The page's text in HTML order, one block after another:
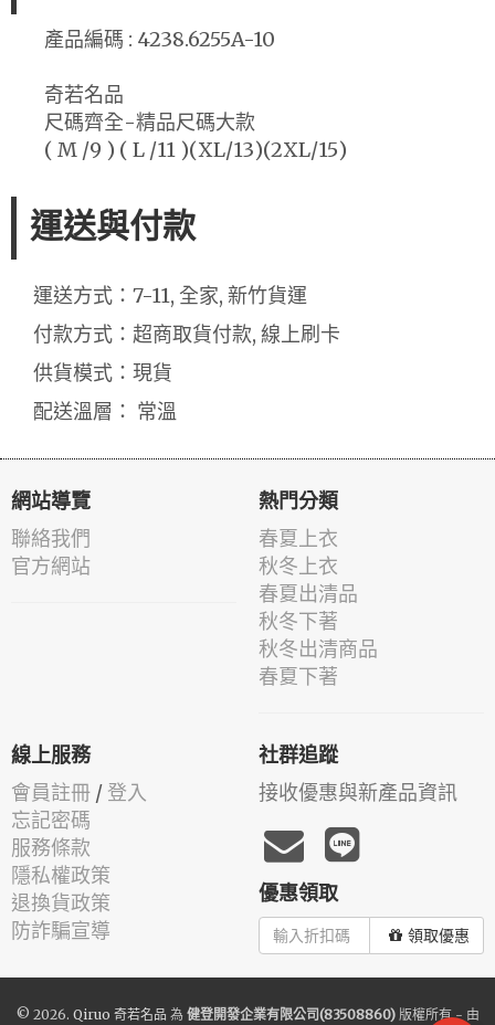
產品編碼 : 4238.6255A-10
奇若名品
尺碼齊全-精品尺碼大款
( M /9 ) ( L /11 )(XL/13)(2XL/15)
運送與付款
運送方式：7-11, 全家, 新竹貨運
付款方式：超商取貨付款, 線上刷卡
供貨模式：現貨
配送溫層： 常溫
網站導覽
聯絡我們
官方網站
熱門分類
春夏上衣
秋冬上衣
春夏出清品
秋冬下著
秋冬出清商品
春夏下著
線上服務
會員註冊 / 登入
忘記密碼
服務條款
隱私權政策
退換貨政策
防詐騙宣導
社群追蹤
接收優惠與新產品資訊
優惠領取
領取優惠
© 2026. Qiruo 奇若名品 為 健登開發企業有限公司(83508860)版權所有 - 由